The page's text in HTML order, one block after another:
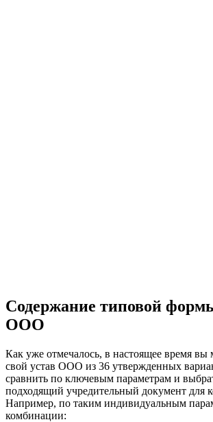
Содержание типовой
ООО
Как уже отмечалось, в настоящее время вы
свой устав ООО из 36 утвержденных
сравнить по ключевым параметрам и
подходящий учредительный документ для
Например, по таким индивидуальным
комбинации: